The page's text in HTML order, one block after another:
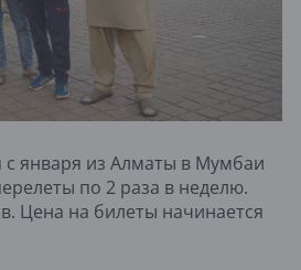
января из Алматы в Мумбаи
по 2 раза в неделю.
Цена на билеты начинается